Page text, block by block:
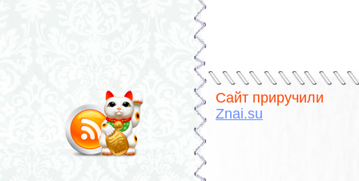
Сайт приручили
Znai.su